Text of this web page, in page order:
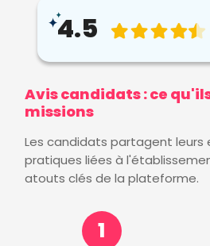
4.5
Avis candidats : ce
missions
Les candidats partagent leurs
pratiques liées à
atouts clés de la plateforme.
1